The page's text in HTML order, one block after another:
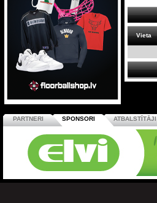
Vieta
PARTNERI SPONSORI ATBALSTĪTĀJI